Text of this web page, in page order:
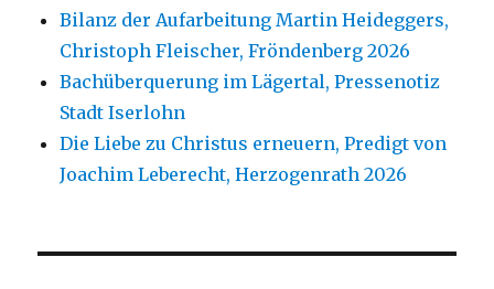
Bilanz der Aufarbeitung Martin Heideggers,
Christoph Fleischer, Fröndenberg 2026
Bachüberquerung im Lägertal, Pressenotiz
Stadt Iserlohn
Die Liebe zu Christus erneuern, Predigt von
Joachim Leberecht, Herzogenrath 2026